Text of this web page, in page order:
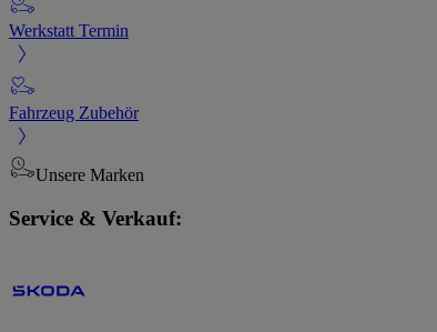
Werkstatt Termin
Fahrzeug Zubehör
Unsere Marken
Service & Verkauf: